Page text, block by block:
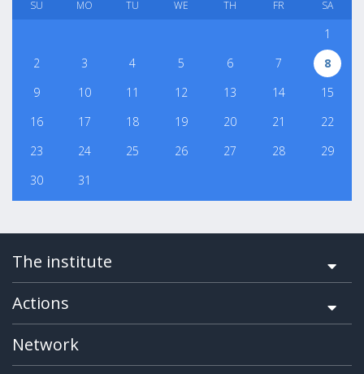
SU MO TU WE TH FR SA
1
2
3 4 5 6 7
8
9
10 11 12 13 14
15
16
17 18 19 20 21
22
23
24 25 26 27 28
29
30
31
The institute
Actions
Network